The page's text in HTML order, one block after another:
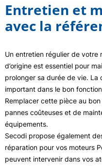
Entretien et
avec la
Un entretien régulier de votre
d’origine est essentiel pour
prolonger sa durée de vie. La
important dans le bon
Remplacer cette pièce au
pannes coûteuses et de
équipements.
Secodi propose également
réparation pour vos moteurs
peuvent intervenir dans vos